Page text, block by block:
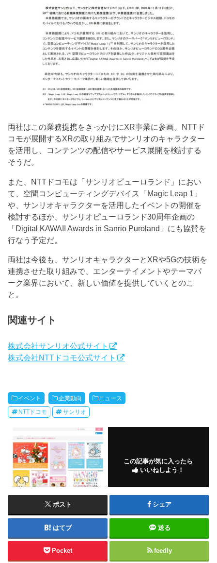
両社はこの業務提携をきっかけにXR事業に参画。NTTド
コモが展開するXRの取り組みでサンリオのキャラクター
を活用し、コンテンツの配信やサービス展開を検討する
そうだ。
また、NTTドコモは「サンリオピューロランド」におい
て、空間コンピューティングデバイス「Magic Leap 1」
や、サンリオキャラクターを活用したイベントの開催を
検討するほか、サンリオピューロランド30周年企画の
「Digital KAWAII Awards in Sanrio Puroland」にも協賛を
行なう予定だ。
両社は今後も、サンリオキャラクターとXRや5Gの技術を
連携させた取り組みで、エンターテイメントやテーマパ
ーク業界において、新しい価値を提供していくとのこ
と。
関連サイト
株式会社サンリオ公式サイト
株式会社NTTドコモ公式サイト
イベント 企業動向 ニュース
NTTドコモ サンリオ
この記事が気に入ったら
いいねしよう！
ポスト シェア
はてブ 送る
Pocket feedly